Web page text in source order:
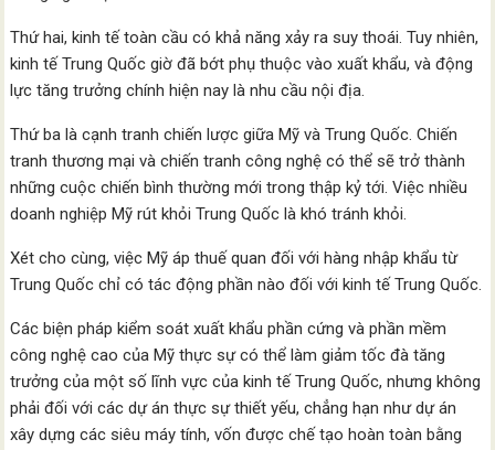
Thứ hai, kinh tế toàn cầu có khả năng xảy ra suy thoái. Tuy nhiên,
kinh tế Trung Quốc giờ đã bớt phụ thuộc vào xuất khẩu, và động
lực tăng trưởng chính hiện nay là nhu cầu nội địa.
Thứ ba là cạnh tranh chiến lược giữa Mỹ và Trung Quốc. Chiến
tranh thương mại và chiến tranh công nghệ có thể sẽ trở thành
những cuộc chiến bình thường mới trong thập kỷ tới. Việc nhiều
doanh nghiệp Mỹ rút khỏi Trung Quốc là khó tránh khỏi.
Xét cho cùng, việc Mỹ áp thuế quan đối với hàng nhập khẩu từ
Trung Quốc chỉ có tác động phần nào đối với kinh tế Trung Quốc.
Các biện pháp kiểm soát xuất khẩu phần cứng và phần mềm
công nghệ cao của Mỹ thực sự có thể làm giảm tốc đà tăng
trưởng của một số lĩnh vực của kinh tế Trung Quốc, nhưng không
phải đối với các dự án thực sự thiết yếu, chẳng hạn như dự án
xây dựng các siêu máy tính, vốn được chế tạo hoàn toàn bằng